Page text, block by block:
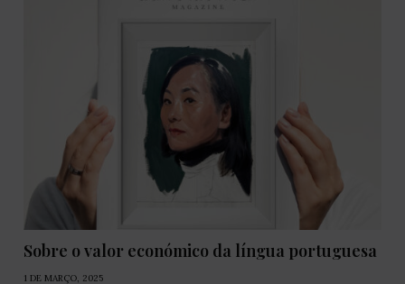
Sobre o valor económico da língua portuguesa
1 DE MARÇO, 2025